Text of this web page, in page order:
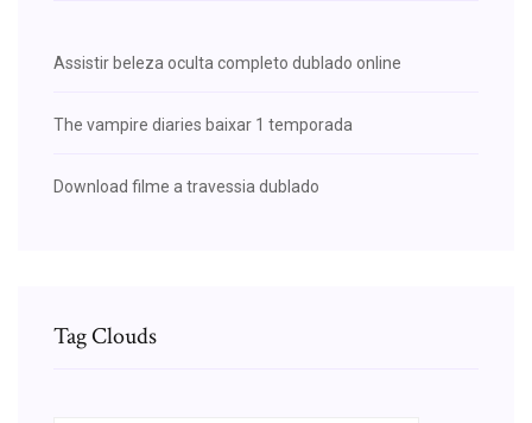
Assistir beleza oculta completo dublado online
The vampire diaries baixar 1 temporada
Download filme a travessia dublado
Tag Clouds